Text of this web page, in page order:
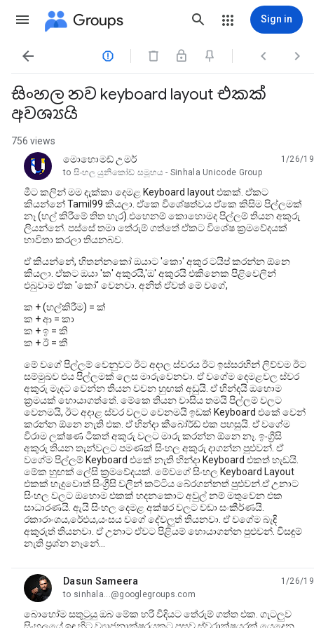
Groups Sign in
   
සිංහල නව keyboard layout එකක්
අවශ්‍යයි
756 views
මොහොමඩ් උමර්
unread,
1/26/19
to සිංහල යුනිකෝඩ් සමූහය - Sinhala Unicode Group
මීට කලින් මම දැක්කා දෙමළ Keyboard layout එකක්. ඒකට
කියන්නේ Tamil99 කියලා. ඒකෙ විශේෂත්වය ඒකෙ කිසිම පිල්ලමක්
නෑ (හල් කිරීමේ තිත හැර).එහෙනම් කොහොමද පිල්ලම් තියන අකුරු
ලියන්නේ. පස්සේ තමා තේරුම් ගත්තේ ඒකට විශේෂ ක්‍රමවේදයක්
භාවිතා කරලා තියනබව.
ඒ කියන්නේ, හිතන්නකෝ ඔයාට 'කො' අකුර ටයිප් කරන්න ඕනෙ
කියලා. ඒකට ඔයා 'ක' අකුරයි,'ඔ' අකුරයි එකිනෙක පිළිවෙලින්
එබුවාම ඒක 'කෝ' වෙනවා. අනිත් ඒවත් මේ වගේ,
ක + (හල්කිරීම) = ක්
ක + ආ = කා
ක + ඉ = කි
ක + ඊ = කී
මේ වගේ පිල්ලම් වෙනුවට ඊට අදාල ස්වරය ඊට ඉස්සරහින් ලිව්වම ඊට
සම්මුඛව එය පිල්ලමක් ලෙස මාරුවෙනවා. ඒ වගේම දෙමළවල ස්වර
අකුරු මැදට වෙන්න තියන වචන හුඟක් අඩුයි. ඒ හින්දයි ඔහොම
ක්‍රමයක් හොයාගත්තේ. මේකෙ තියන වාසිය තමයි පිල්ලම් වලට
වෙනමයි, ඊට අදාළ ස්වර වලට වෙනමයි ඉඩක් Keyboard එකේ වෙන්
කරන්න ඕනෙ නැති එක. ඒ හින්දා කීබෝර්ඩ් එක පහසුයි. ඒ වගේම
විරාම ලක්ෂණ ටිකත් අකුරු වලට මාරු කරන්න ඕනෙ නෑ. ඉංග්‍රීසි
අකුරු තියන තැන්වලට පමණක් සිංහල අකුරු දාගන්න පුළුවන්. ඒ
වගේම පිල්ලම් Keyboard එකේ නැති හින්දා Keyboard එකත් හැඩයි.
මේක හුඟක් ලේසි ක්‍රමවේදයක්. මේවගේ සිංහල Keyboard Layout
එකක් හැදුවොත් සිංග්‍රීසි වලින් කට්ටිය බේරගන්නත් පුළුවන්.ඒ උනාට
සිංහල වලට ඔහොම එකක් හදනකොට අවුල් නම් මතුවෙන එක
සාධාරණයි. ඇයි සිංහල දෙමළ අක්ෂර වලට වඩා සංකීර්ණයි.
රකාරාංශය,රේඵය,යංසය වගේ දේවලුත් තියනවා. ඒ වගේම බැඳි
අකුරුත් තියනවා. ඒ උනාට ඒවට පිළියම් හොයාගන්න පුළුවන්. විසඳුම්
නැති ප්‍රශ්න නෑනේ...
Dasun Sameera
unread,
1/26/19
to sinhala...@googlegroups.com
බොහෝම සතුටුයු ඔබ මේක හරි විදියට තේරුම් ගත්ත එක. ගැටලුව